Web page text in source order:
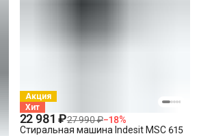
Акция
Хит
22 981 ₽27 990 ₽−18%
Стиральная машина Indesit MSC 615